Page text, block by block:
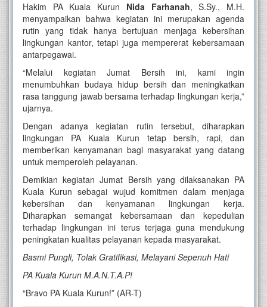
Hakim PA Kuala Kurun Nida Farhanah, S.Sy., M.H.
menyampaikan bahwa kegiatan ini merupakan agenda
rutin yang tidak hanya bertujuan menjaga kebersihan
lingkungan kantor, tetapi juga mempererat kebersamaan
antarpegawai.
“Melalui kegiatan Jumat Bersih ini, kami ingin
menumbuhkan budaya hidup bersih dan meningkatkan
rasa tanggung jawab bersama terhadap lingkungan kerja,”
ujarnya.
Dengan adanya kegiatan rutin tersebut, diharapkan
lingkungan PA Kuala Kurun tetap bersih, rapi, dan
memberikan kenyamanan bagi masyarakat yang datang
untuk memperoleh pelayanan.
Demikian kegiatan Jumat Bersih yang dilaksanakan PA
Kuala Kurun sebagai wujud komitmen dalam menjaga
kebersihan dan kenyamanan lingkungan kerja.
Diharapkan semangat kebersamaan dan kepedulian
terhadap lingkungan ini terus terjaga guna mendukung
peningkatan kualitas pelayanan kepada masyarakat.
Basmi Pungli, Tolak Gratifikasi, Melayani Sepenuh Hati
PA Kuala Kurun M.A.N.T.A.P!
“Bravo PA Kuala Kurun!” (AR-T)